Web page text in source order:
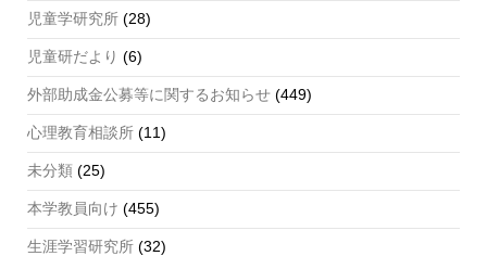
児童学研究所 (28)
児童研だより (6)
外部助成金公募等に関するお知らせ (449)
心理教育相談所 (11)
未分類 (25)
本学教員向け (455)
生涯学習研究所 (32)